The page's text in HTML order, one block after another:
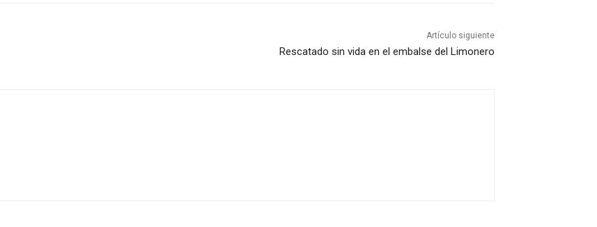
Artículo siguiente
Rescatado sin vida en el embalse del Limonero